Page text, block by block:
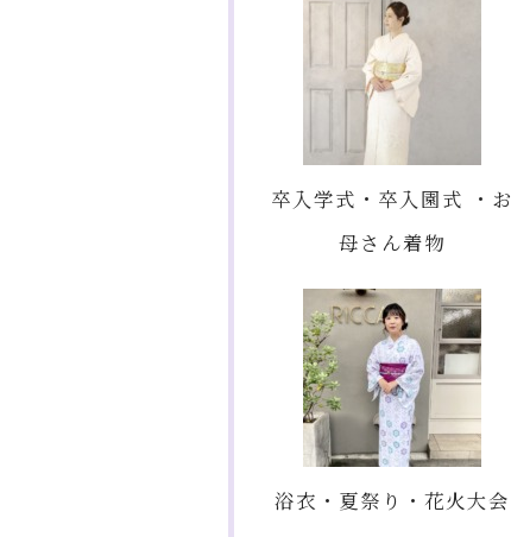
卒入学式・卒入園式 ・お
母さん着物
浴衣・夏祭り・花火大会